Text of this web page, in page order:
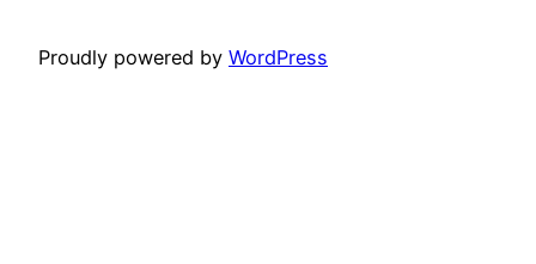
Proudly powered by WordPress